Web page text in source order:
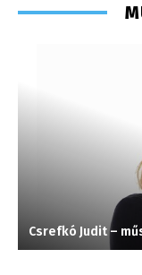
Csrefkó Judit –